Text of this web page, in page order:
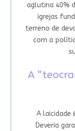
aglutina 40%
igrejas
terreno de
com a
A
A laicidade
Deveria